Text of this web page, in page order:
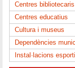
Centres bibliotecaris
Centres educatius
Cultura i museus
Dependències
Instal·lacions